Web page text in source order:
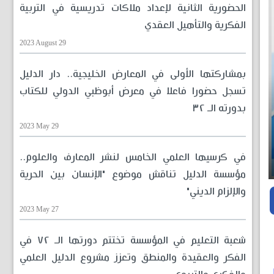
الحضورية الثانية لإعداد ملاكات تدريسية في التربية
الفكرية والتأهيل العقدي
2023 August 29
بمشاركتها الأولى في المعارض الخليجية.. دار الدليل
تسجل حضورا فاعلا في معرض أبوظبي الدولي للكتاب
بدورته الـ ٣٢
2023 May 29
في كرسيها العلمي الخامس لنشر المعارف والعلوم..
مؤسسة الدليل تناقش موضوع "الإنسان بين الحرية
والإلزام الديني"
2023 May 27
شعبة التعليم في المؤسسة تختتم دورتها الـ ٧٢ في
الفكر والعقيدة والمنطق وتعزز مشروع الدليل العلمي